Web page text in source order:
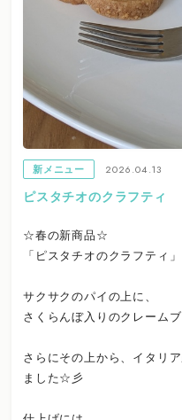
新メニュー
2026.04.13
ピスタチオのクラフティ
☆春の新商品☆
「ピスタチオのクラフティ」
サクサクのパイの上に、
さくらんぼ入りのクレーム
さらにその上から、イタリ
ました☆彡